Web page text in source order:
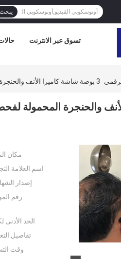
يبحث
تسوق عبر الانترنت
3 بوصة شاشة كاميرا الأنف والحنجرة المحمولة لفحص تجويف الأنف والحنجرة بدقة 640 * 480
مكان
اسم العلامة
إصدار
رقم
الحد الأدنى
تفاصيل
وقت